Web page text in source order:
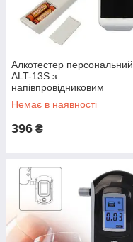
Алкотестер персональний
ALT-13S з
напівпровідниковим
датчиком, подвійним LCD-
дисплеєм, функцією
Немає в наявності
396 ₴